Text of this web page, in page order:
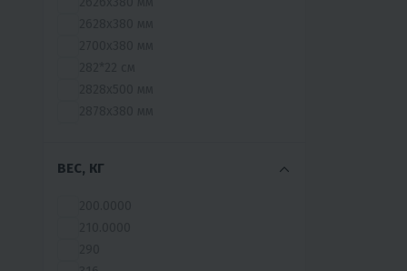
3232х380 мм
ВЕС, КГ